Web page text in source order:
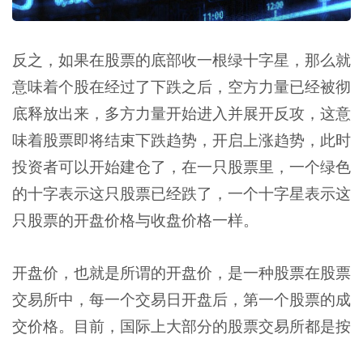
反之，如果在股票的底部收一根绿十字星，那么就
意味着个股在经过了下跌之后，空方力量已经被彻
底释放出来，多方力量开始进入并展开反攻，这意
味着股票即将结束下跌趋势，开启上涨趋势，此时
投资者可以开始建仓了，在一只股票里，一个绿色
的十字表示这只股票已经跌了，一个十字星表示这
只股票的开盘价格与收盘价格一样。
开盘价，也就是所谓的开盘价，是一种股票在股票
交易所中，每一个交易日开盘后，第一个股票的成
交价格。目前，国际上大部分的股票交易所都是按